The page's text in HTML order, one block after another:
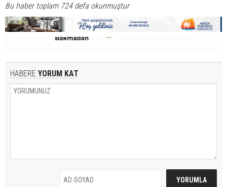
Bu haber toplam 724 defa okunmuştur
HABERE YORUM KAT